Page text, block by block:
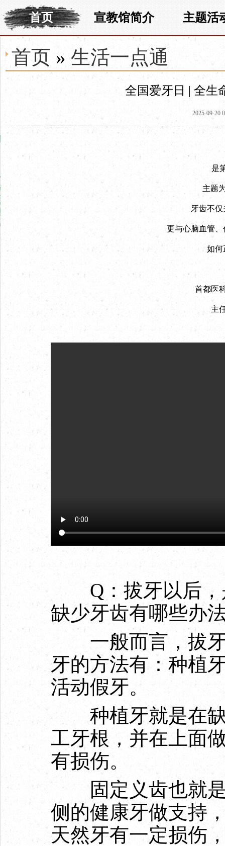
首页 宣教馆简介 主题活
首页 » 生活一点通
全国爱牙日 | 全生
2025-09-20
是
主题
牙齿不
更与心脑血管
如何
首都医
主
Q：拔牙以后，
缺少牙齿有哪些办
一般而言，拔牙
牙的方法有：种植
活动假牙。
种植牙就是在缺
工牙根，并在上面
有损伤。
固定义齿也就是
侧的健康牙做支持
天然牙有一定损伤